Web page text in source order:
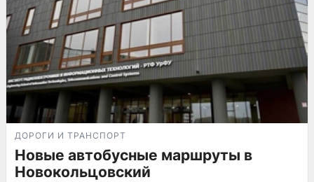
ДОРОГИ И ТРАНСПОРТ
Новые автобусные маршруты в
Новокольцовский